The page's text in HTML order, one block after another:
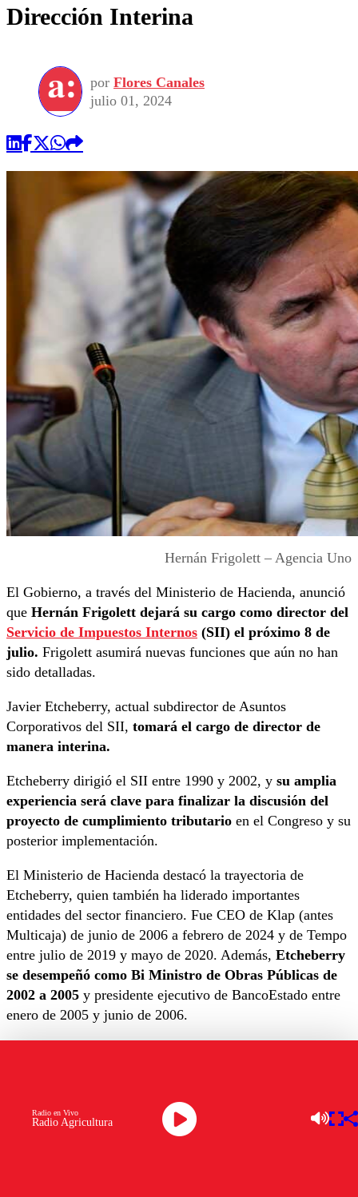
Dirección Interina
por Flores Canales
julio 01, 2024
Hernán Frigolett – Agencia Uno
El Gobierno, a través del Ministerio de Hacienda, anunció
que Hernán Frigolett dejará su cargo como director del
Servicio de Impuestos Internos (SII) el próximo 8 de
julio. Frigolett asumirá nuevas funciones que aún no han
sido detalladas.
Javier Etcheberry, actual subdirector de Asuntos
Corporativos del SII, tomará el cargo de director de
manera interina.
Etcheberry dirigió el SII entre 1990 y 2002, y su amplia
experiencia será clave para finalizar la discusión del
proyecto de cumplimiento tributario en el Congreso y su
posterior implementación.
El Ministerio de Hacienda destacó la trayectoria de
Etcheberry, quien también ha liderado importantes
entidades del sector financiero. Fue CEO de Klap (antes
Multicaja) de junio de 2006 a febrero de 2024 y de Tempo
entre julio de 2019 y mayo de 2020. Además, Etcheberry
se desempeñó como Bi Ministro de Obras Públicas de
2002 a 2005 y presidente ejecutivo de BancoEstado entre
enero de 2005 y junio de 2006.
modernización del SII
a través de nuevas tecnologías y
optimización de recursos.
Radio Agricultura
Radio en Vivo